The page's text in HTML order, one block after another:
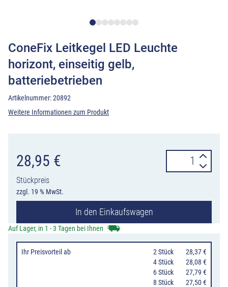
ConeFix Leitkegel LED Leuchte
horizont, einseitig gelb,
batteriebetrieben
Artikelnummer:20892
Weitere Informationen zum Produkt
28,95 €
Stückpreis
zzgl. 19 % MwSt.
ConeFix
Leitkegel
Leuchte
gelb,
Menge
In den Einkaufswagen
Auf Lager, in 1 - 3 Tagen bei Ihnen
Ihr Preisvorteil ab 2 Stück
28,37 €
4 Stück
28,08 €
6 Stück
27,79 €
8 Stück 27,50 €